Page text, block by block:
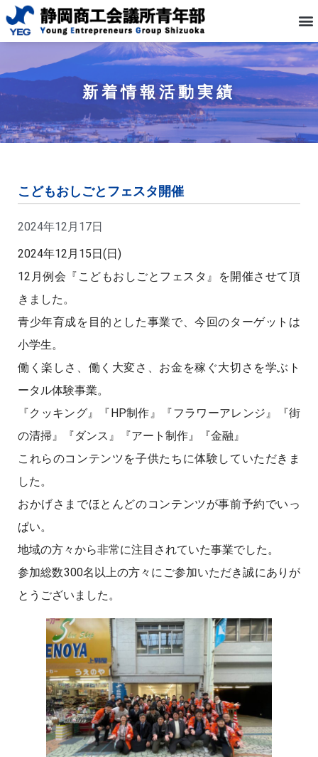
新着情報活動実績
こどもおしごとフェスタ開催
2024年12月17日
2024年12月15日(日)
12月例会『こどもおしごとフェスタ』を開催させて頂
きました。
青少年育成を目的とした事業で、今回のターゲットは
小学生。
働く楽しさ、働く大変さ、お金を稼ぐ大切さを学ぶト
ータル体験事業。
『クッキング』『HP制作』『フラワーアレンジ』『街
の清掃』『ダンス』『アート制作』『金融』
これらのコンテンツを子供たちに体験していただきま
した。
おかげさまでほとんどのコンテンツが事前予約でいっ
ぱい。
地域の方々から非常に注目されていた事業でした。
参加総数300名以上の方々にご参加いただき誠にありが
とうございました。